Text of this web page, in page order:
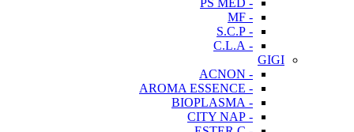
- PS MED
- MF
- S.C.P
- C.L.A
GIGI
- ACNON
- AROMA ESSENCE
- BIOPLASMA
- CITY NAP